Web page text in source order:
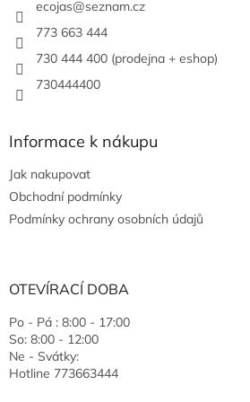
ecojas@seznam.cz
773 663 444
730 444 400 (prodejna + eshop)
730444400
Informace k nákupu
Jak nakupovat
Obchodní podmínky
Podmínky ochrany osobních údajů
OTEVÍRACÍ DOBA
Po - Pá : 8:00 - 17:00
So: 8:00 - 12:00
Ne - Svátky:
Hotline 773663444